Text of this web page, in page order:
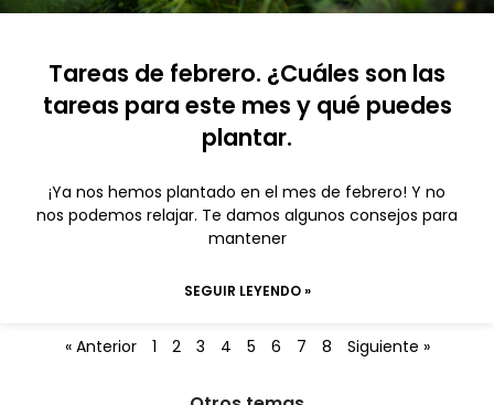
Tareas de febrero. ¿Cuáles son las
tareas para este mes y qué puedes
plantar.
¡Ya nos hemos plantado en el mes de febrero! Y no
nos podemos relajar. Te damos algunos consejos para
mantener
SEGUIR LEYENDO »
« Anterior 1 2 3 4 5 6 7 8 Siguiente »